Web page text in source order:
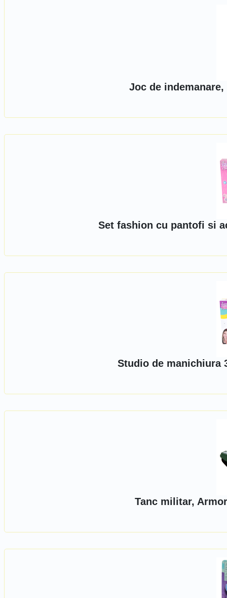
Joc de
Set fashion cu pantofi si
Studio de manichiura
Tanc militar,